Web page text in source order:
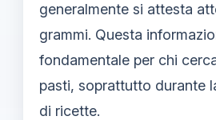
generalmente si attesta
grammi. Questa
fondamentale per chi
pasti, soprattutto durante
di ricette.